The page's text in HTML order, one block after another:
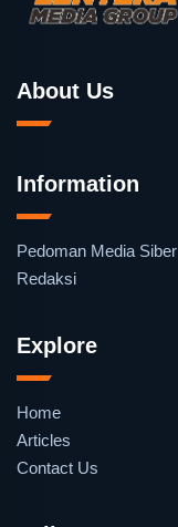
About Us
Information
Pedoman Media Siber
Redaksi
Explore
Home
Articles
Contact Us